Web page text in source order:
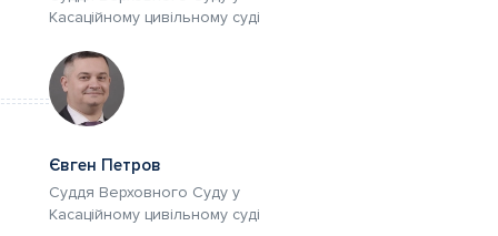
Касаційному цивільному суді
Євген Петров
Суддя Верховного Суду у
Касаційному цивільному суді